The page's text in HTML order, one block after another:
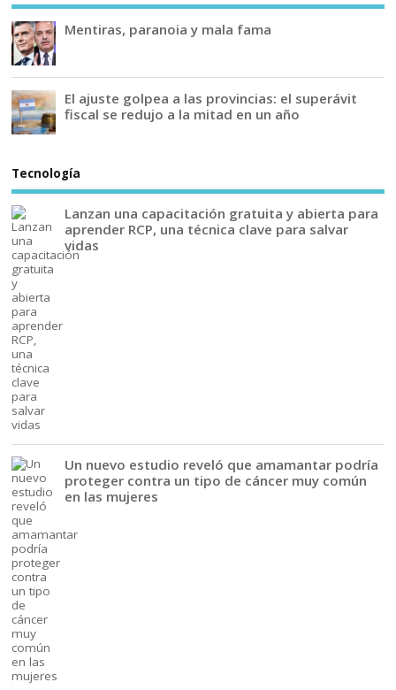
Mentiras, paranoia y mala fama
El ajuste golpea a las provincias: el superávit
fiscal se redujo a la mitad en un año
Tecnología
Lanzan una capacitación gratuita y abierta para
aprender RCP, una técnica clave para salvar
vidas
Un nuevo estudio reveló que amamantar podría
proteger contra un tipo de cáncer muy común
en las mujeres